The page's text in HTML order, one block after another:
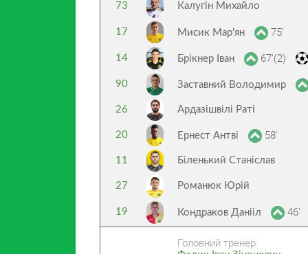
73 Калугін Михайло
17 Мисик Мар'ян 75’
14 Брікнер Іван 67’(2)
90 Заставний Володимир
26 Ардазішвілі Раті
20 Ернест Антві 58’
11 Біленький Станіслав
27 Романюк Юрій
19 Кондраков Данііл 46’
Головний тренер: